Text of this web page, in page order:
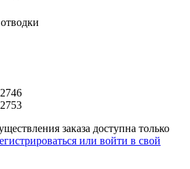
заказа доступна только
или войти в свой